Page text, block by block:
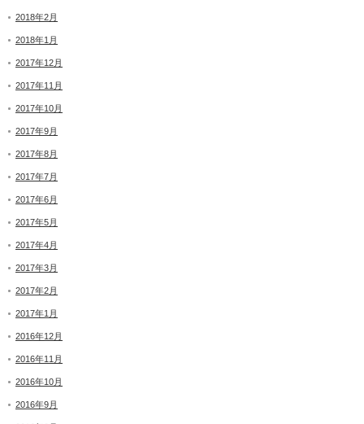
2018年2月
2018年1月
2017年12月
2017年11月
2017年10月
2017年9月
2017年8月
2017年7月
2017年6月
2017年5月
2017年4月
2017年3月
2017年2月
2017年1月
2016年12月
2016年11月
2016年10月
2016年9月